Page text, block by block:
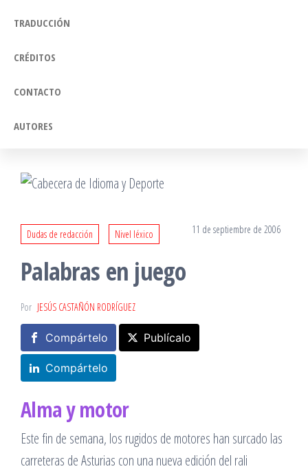
TRADUCCIÓN
CRÉDITOS
CONTACTO
AUTORES
Dudas de redacción Nivel léxico 11 de septiembre de 2006
Palabras en juego
Por JESÚS CASTAÑÓN RODRÍGUEZ
Compártelo Publícalo
Compártelo
Alma y motor
Este fin de semana, los rugidos de motores han surcado las
carreteras de Asturias con una nueva edición del rali